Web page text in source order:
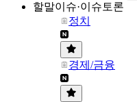
할말이슈·이슈토론
정치
경제/금융